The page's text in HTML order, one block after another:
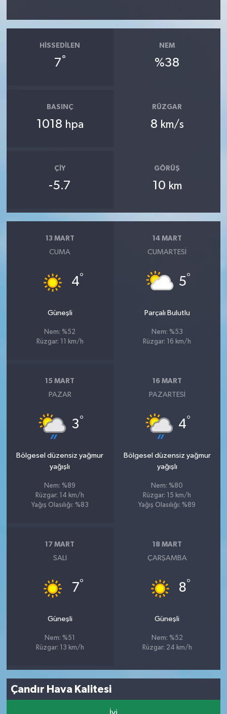
HISSEDILEN
7°
NEM
%38
BASINÇ
1018 hpa
RÜZGAR
8 km/s
ÇIY
-5.7
GÖRÜŞ
10 km
13 MART
CUMA
4°
Güneşli
Nem: %52
Rüzgar: 11 km/h
14 MART
CUMARTESI
5°
Parçalı Bulutlu
Nem: %53
Rüzgar: 16 km/h
15 MART
PAZAR
3°
Bölgesel düzensiz yağmur
yağışlı
Nem: %89
Rüzgar: 14 km/h
Yağış Olasılığı: %83
16 MART
PAZARTESI
4°
Bölgesel düzensiz yağmur
yağışlı
Nem: %80
Rüzgar: 15 km/h
Yağış Olasılığı: %89
17 MART
SALI
7°
Güneşli
Nem: %51
Rüzgar: 13 km/h
18 MART
ÇARŞAMBA
8°
Güneşli
Nem: %52
Rüzgar: 24 km/h
Çandır Hava Kalitesi